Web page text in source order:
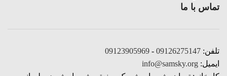
تماس با ما
تلفن: 09126275147
-
09123905969
ایمیل: info@samsky.org